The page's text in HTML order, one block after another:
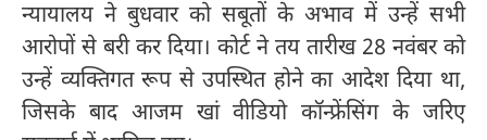
न्यायालय ने बुधवार को सबूतों के अभाव में उन्हें सभी
आरोपों से बरी कर दिया। कोर्ट ने तय तारीख 28 नवंबर को
उन्हें व्यक्तिगत रूप से उपस्थित होने का आदेश दिया था,
जिसके बाद आजम खां वीडियो कॉन्फ्रेंसिंग के जरिए